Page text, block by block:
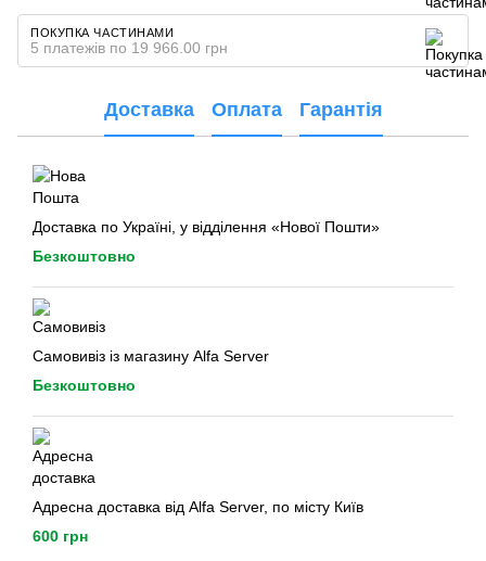
ПОКУПКА ЧАСТИНАМИ
5 платежів по 19 966.00 грн
Доставка Оплата Гарантія
Доставка по Україні, у відділення «Нової Пошти»
Безкоштовно
Самовивіз із магазину Alfa Server
Безкоштовно
Адресна доставка від Alfa Server, по місту Київ
600 грн